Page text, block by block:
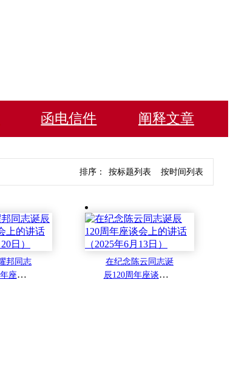
函电信件 阐释文章
排序： 按标题列表 按时间列表
邦同志
座谈会
在纪念陈云同志诞
辰120周年座谈会上